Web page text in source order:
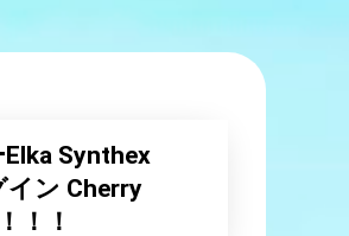
Synthex
ン Cherry
！！